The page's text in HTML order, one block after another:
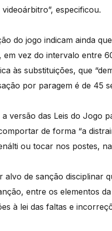
especificou.
do jogo indicam ainda
em vez do intervalo entre
às substituições, que
por paragem é de 45
versão das Leis do Jogo
de forma “a
ou tocar nos postes,
alvo de sanção disciplinar
entre os elementos
à lei das faltas e